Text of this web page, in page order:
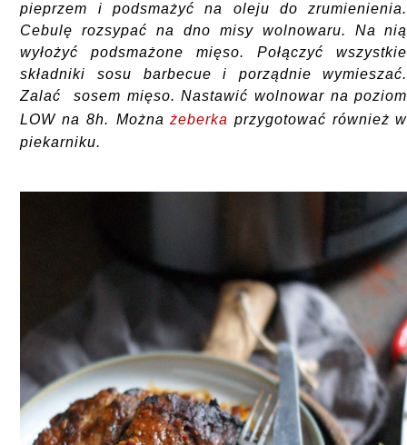
pieprzem i podsmażyć na oleju do zrumienienia.
Cebulę rozsypać na dno misy wolnowaru. Na nią
wyłożyć podsmażone mięso. Połączyć wszystkie
składniki sosu barbecue i porządnie wymieszać.
Zalać sosem mięso. Nastawić wolnowar na poziom
LOW na 8h. Możnażeberka przygotować również w
piekarniku.